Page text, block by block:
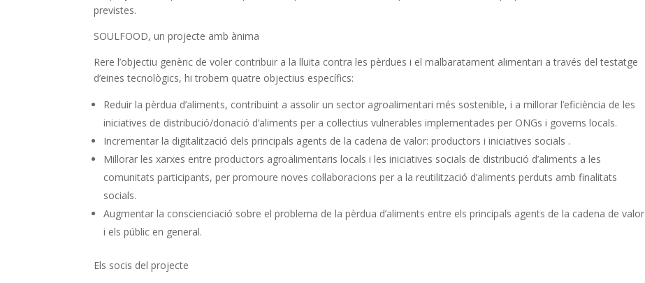
previstes.
SOULFOOD, un projecte amb ànima
Rere l’objectiu genèric de voler contribuir a la lluita contra les pèrdues i el malbaratament alimentari a través del testatge
d’eines tecnològics, hi trobem quatre objectius específics:
Reduir la pèrdua d’aliments, contribuint a assolir un sector agroalimentari més sostenible, i a millorar l’eficiència de les
iniciatives de distribució/donació d’aliments per a col·lectius vulnerables implementades per ONGs i governs locals.
Incrementar la digitalització dels principals agents de la cadena de valor: productors i iniciatives socials .
Millorar les xarxes entre productors agroalimentaris locals i les iniciatives socials de distribució d’aliments a les
comunitats participants, per promoure noves col·laboracions per a la reutilització d’aliments perduts amb finalitats
socials.
Augmentar la conscienciació sobre el problema de la pèrdua d’aliments entre els principals agents de la cadena de valor
i els públic en general.
Els socis del projecte